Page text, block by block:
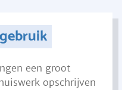
een groot
opschrijven